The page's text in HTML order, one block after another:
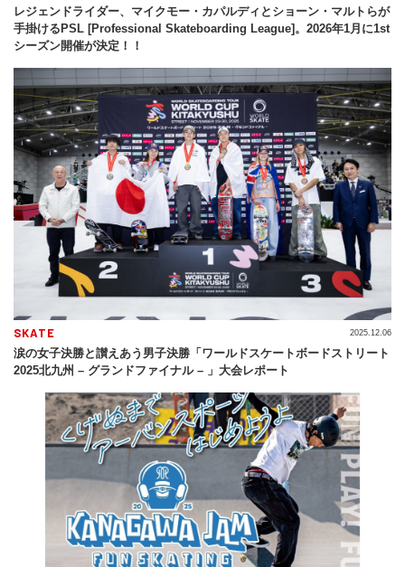
レジェンドライダー、マイクモー・カパルディとショーン・マルトらが
手掛けるPSL [Professional Skateboarding League]。2026年1月に1st
シーズン開催が決定！！
SKATE
涙の女子決勝と讃えあう男子決勝「ワールドスケートボードストリート
2025北九州 – グランドファイナル – 」大会レポート
2025.12.06